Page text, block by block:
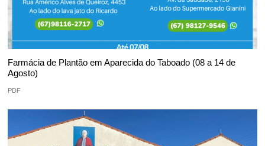
Farmácia de Plantão em Aparecida do Taboado (08 a 14 de
Agosto)
PDF